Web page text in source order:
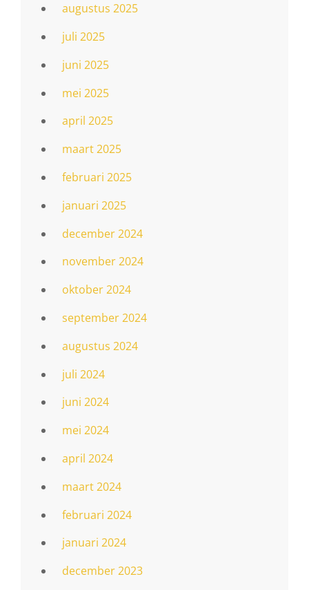
augustus 2025
juli 2025
juni 2025
mei 2025
april 2025
maart 2025
februari 2025
januari 2025
december 2024
november 2024
oktober 2024
september 2024
augustus 2024
juli 2024
juni 2024
mei 2024
april 2024
maart 2024
februari 2024
januari 2024
december 2023